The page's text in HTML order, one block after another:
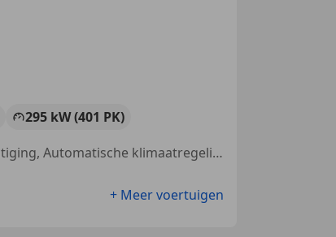
295 kW (401 PK)
Met onderhoudshistorie, Navigatiesysteem, Getinte ramen, Stuurbekrachtiging, Automatische klimaatregeling, Stoelverwarming, Traction control, Keyless Entry
+ Meer voertuigen